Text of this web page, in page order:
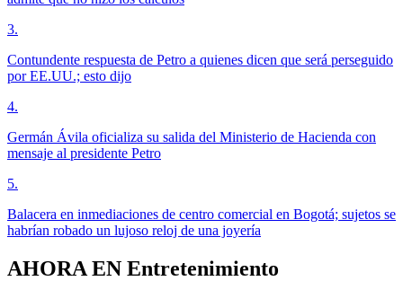
3.
Contundente respuesta de Petro a quienes dicen que será perseguido
por EE.UU.; esto dijo
4.
Germán Ávila oficializa su salida del Ministerio de Hacienda con
mensaje al presidente Petro
5.
Balacera en inmediaciones de centro comercial en Bogotá; sujetos se
habrían robado un lujoso reloj de una joyería
AHORA EN Entretenimiento